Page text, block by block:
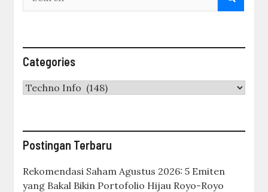
Categories
Categories
Postingan Terbaru
Rekomendasi Saham Agustus 2026: 5 Emiten
yang Bakal Bikin Portofolio Hijau Royo-Royo